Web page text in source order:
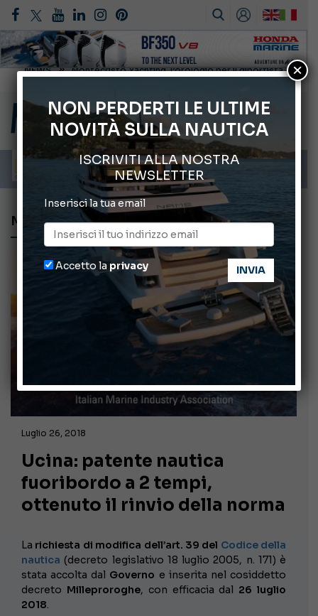
Gommoni Callegari acquisisce Geniuss
66° Salone Nautico Internazionale di Genova
Svelati i Mondiali di Wakeboard 2026
Cannes Yachting Festival 2026: tutte le novità attese a settembre
Montecristo Yachting, l’orologio per il diportista
MAURIZIO SELVA
Luglio 26, 2018
Ucina: patente nautica
fuoribordo a 2 tempi,
ottenuto il rinvio della norma
La richiesta di modifica dell’art. 39 del Codice della
nautica (decreto legislativo 18 luglio 2005, n. 171) è
stata accolta dal Governo e inserita nel cosiddetto
decreto Milleproroghe, con efficacia dal 26 luglio
2018.
NON PERDERTI LE ULTIME
NOVITÀ SULLA NAUTICA
ISCRIVITI ALLA NOSTRA
NEWSLETTER
Inserisci la tua email
Accetto la privacy
×